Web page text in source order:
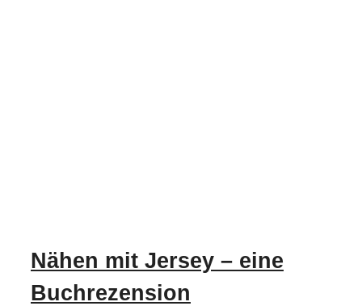
Nähen mit Jersey – eine
Buchrezension